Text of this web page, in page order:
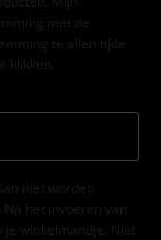
met de
te allen tijde
niet worden
het invoeren van
winkelmandje. Niet